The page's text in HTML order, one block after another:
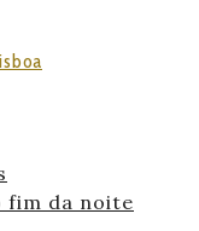
fim da noite